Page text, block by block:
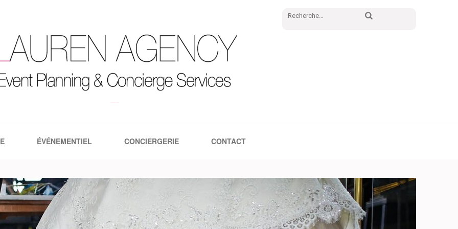
Rechercher :
ÉVÉNEMENTIEL CONCIERGERIE CONTACT